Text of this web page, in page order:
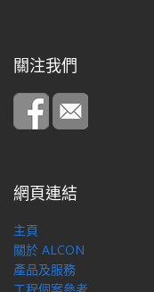
關注我們
網頁連結
主頁
關於 ALCON
產品及服務